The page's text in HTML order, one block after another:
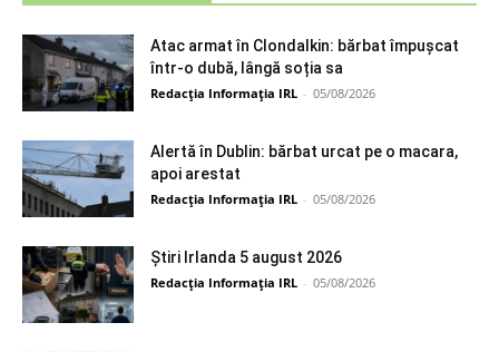
Atac armat în Clondalkin: bărbat împușcat
într-o dubă, lângă soția sa
Redacția Informația IRL - 05/08/2026
Alertă în Dublin: bărbat urcat pe o macara,
apoi arestat
Redacția Informația IRL - 05/08/2026
Știri Irlanda 5 august 2026
Redacția Informația IRL - 05/08/2026